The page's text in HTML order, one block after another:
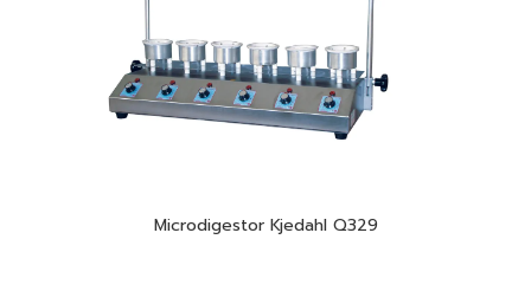
Microdigestor Kjedahl Q329